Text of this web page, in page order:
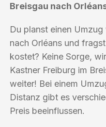
Breisgau nach
Du planst einen
nach Orléans und
kostet? Keine Sorge,
Kastner Freiburg im
weiter! Bei einem
Distanz gibt es
Preis beeinflussen.